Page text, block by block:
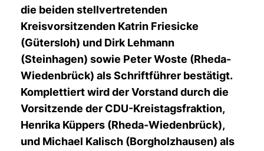
die beiden stellvertretenden
Kreisvorsitzenden Katrin Friesicke
(Gütersloh) und Dirk Lehmann
(Steinhagen) sowie Peter Woste (Rheda-
Wiedenbrück) als Schriftführer bestätigt.
Komplettiert wird der Vorstand durch die
Vorsitzende der CDU-Kreistagsfraktion,
Henrika Küppers (Rheda-Wiedenbrück),
und Michael Kalisch (Borgholzhausen) als